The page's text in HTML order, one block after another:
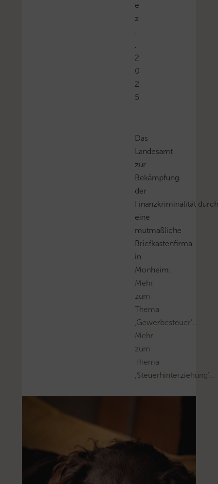
e
z
.
,
2
0
2
5
Das
Landesamt
zur
Bekämpfung
der
Finanzkriminalität
eine
mutmaßliche
Briefkastenfirma
in
Monheim.
Mehr
zum
Thema
‚Gewerbesteuer’…
Mehr
zum
Thema
‚Steuerhinterziehung’…